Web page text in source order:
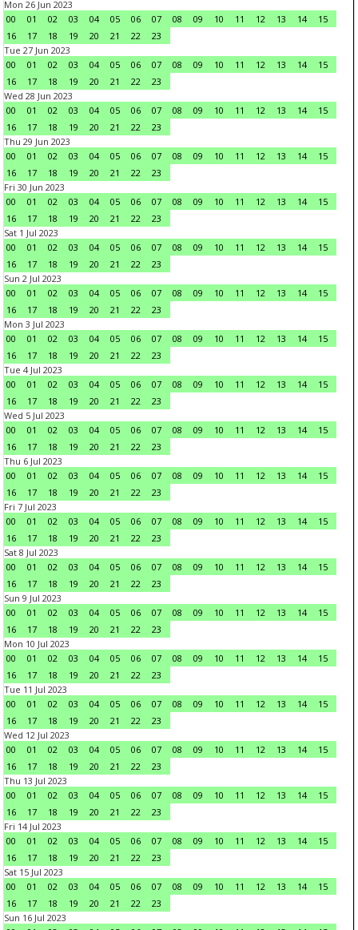
Mon 26 Jun 2023
00
01 02 03 04 05 06 07 08 09 10 11 12 13 14
15
16
17 18 19 20 21 22
23
Tue 27 Jun 2023
00
01 02 03 04 05 06 07 08 09 10 11 12 13 14
15
16
17 18 19 20 21 22
23
Wed 28 Jun 2023
00
01 02 03 04 05 06 07 08 09 10 11 12 13 14
15
16
17 18 19 20 21 22
23
Thu 29 Jun 2023
00
01 02 03 04 05 06 07 08 09 10 11 12 13 14
15
16
17 18 19 20 21 22
23
Fri 30 Jun 2023
00
01 02 03 04 05 06 07 08 09 10 11 12 13 14
15
16
17 18 19 20 21 22
23
Sat 1 Jul 2023
00
01 02 03 04 05 06 07 08 09 10 11 12 13 14
15
16
17 18 19 20 21 22
23
Sun 2 Jul 2023
00
01 02 03 04 05 06 07 08 09 10 11 12 13 14
15
16
17 18 19 20 21 22
23
Mon 3 Jul 2023
00
01 02 03 04 05 06 07 08 09 10 11 12 13 14
15
16
17 18 19 20 21 22
23
Tue 4 Jul 2023
00
01 02 03 04 05 06 07 08 09 10 11 12 13 14
15
16
17 18 19 20 21 22
23
Wed 5 Jul 2023
00
01 02 03 04 05 06 07 08 09 10 11 12 13 14
15
16
17 18 19 20 21 22
23
Thu 6 Jul 2023
00
01 02 03 04 05 06 07 08 09 10 11 12 13 14
15
16
17 18 19 20 21 22
23
Fri 7 Jul 2023
00
01 02 03 04 05 06 07 08 09 10 11 12 13 14
15
16
17 18 19 20 21 22
23
Sat 8 Jul 2023
00
01 02 03 04 05 06 07 08 09 10 11 12 13 14
15
16
17 18 19 20 21 22
23
Sun 9 Jul 2023
00
01 02 03 04 05 06 07 08 09 10 11 12 13 14
15
16
17 18 19 20 21 22
23
Mon 10 Jul 2023
00
01 02 03 04 05 06 07 08 09 10 11 12 13 14
15
16
17 18 19 20 21 22
23
Tue 11 Jul 2023
00
01 02 03 04 05 06 07 08 09 10 11 12 13 14
15
16
17 18 19 20 21 22
23
Wed 12 Jul 2023
00
01 02 03 04 05 06 07 08 09 10 11 12 13 14
15
16
17 18 19 20 21 22
23
Thu 13 Jul 2023
00
01 02 03 04 05 06 07 08 09 10 11 12 13 14
15
16
17 18 19 20 21 22
23
Fri 14 Jul 2023
00
01 02 03 04 05 06 07 08 09 10 11 12 13 14
15
16
17 18 19 20 21 22
23
Sat 15 Jul 2023
00
01 02 03 04 05 06 07 08 09 10 11 12 13 14
15
16
17 18 19 20 21 22
23
Sun 16 Jul 2023